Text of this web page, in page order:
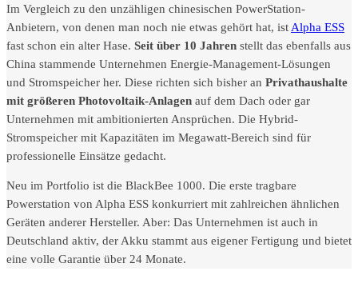
Im Vergleich zu den unzähligen chinesischen PowerStation-
Anbietern, von denen man noch nie etwas gehört hat, ist Alpha ESS
fast schon ein alter Hase. Seit über 10 Jahren stellt das ebenfalls aus
China stammende Unternehmen Energie-Management-Lösungen
und Stromspeicher her. Diese richten sich bisher an Privathaushalte
mit größeren Photovoltaik-Anlagen auf dem Dach oder gar
Unternehmen mit ambitionierten Ansprüchen. Die Hybrid-
Stromspeicher mit Kapazitäten im Megawatt-Bereich sind für
professionelle Einsätze gedacht.
Neu im Portfolio ist die BlackBee 1000. Die erste tragbare
Powerstation von Alpha ESS konkurriert mit zahlreichen ähnlichen
Geräten anderer Hersteller. Aber: Das Unternehmen ist auch in
Deutschland aktiv, der Akku stammt aus eigener Fertigung und bietet
eine volle Garantie über 24 Monate.